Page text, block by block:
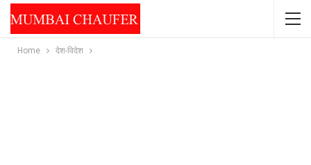
Home देश-विदेश